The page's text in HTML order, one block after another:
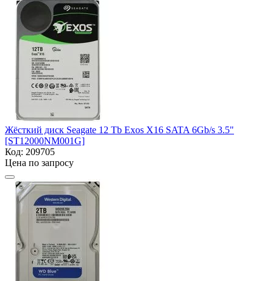
Жёсткий диск Seagate 12 Tb Exos X16 SATA 6Gb/s 3.5"
[ST12000NM001G]
Код: 209705
Цена по запросу